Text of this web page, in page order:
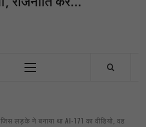
Primary
जिस लड़के ने बनाया था AI-171 का वीडियो, वह